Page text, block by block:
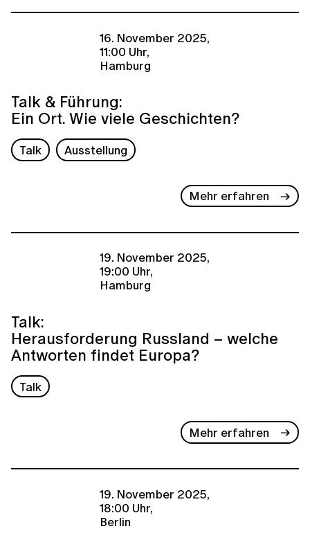
16. November 2025,
11:00 Uhr,
Hamburg
Talk & Führung:
Ein Ort. Wie viele Geschichten?
Talk Ausstellung
Mehr erfahren
19. November 2025,
19:00 Uhr,
Hamburg
Talk:
Herausforderung Russland – welche
Antworten findet Europa?
Talk
Mehr erfahren
19. November 2025,
18:00 Uhr,
Berlin